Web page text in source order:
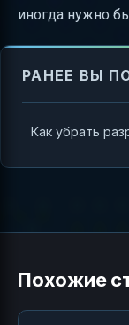
иногда нужно
РАНЕЕ ВЫ
Похожие